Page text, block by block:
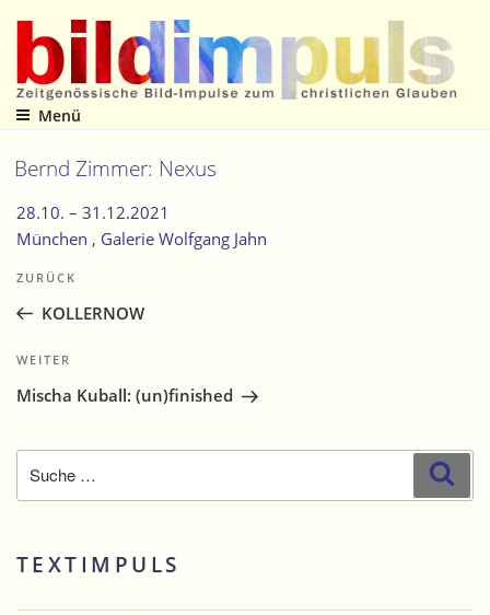
Inhalt
springen
Zeitgenössische Bild-Impulse zum christlichen Glauben
Menü
Bernd Zimmer: Nexus
28.10. – 31.12.2021
München , Galerie Wolfgang Jahn
Beitragsnavigation
Vorheriger
Beitrag
ZURÜCK
KOLLERNOW
Nächster
Beitrag
WEITER
Mischa Kuball: (un)finished
nach:
TEXTIMPULS